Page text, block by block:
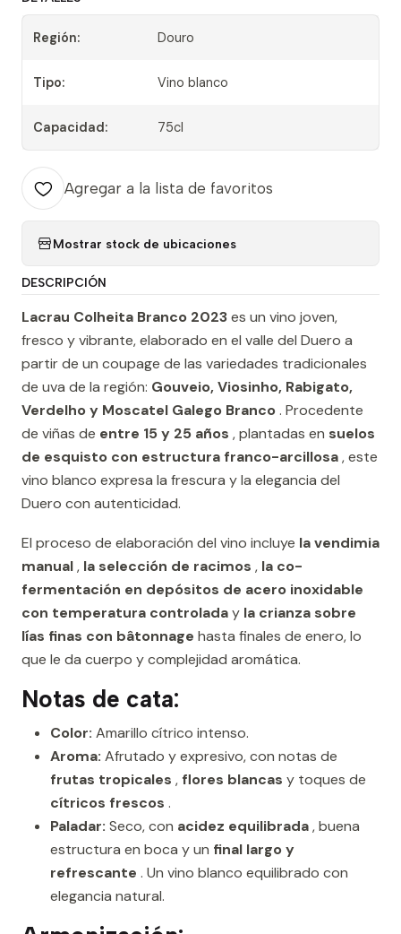
Región: Douro
Tipo: Vino blanco
Capacidad: 75cl
Agregar a la lista de favoritos
Mostrar stock de ubicaciones
DESCRIPCIÓN
Lacrau Colheita Branco 2023es un vino joven,
fresco y vibrante, elaborado en el valle del Duero a
partir de un coupage de las variedades tradicionales
de uva de la región: Gouveio, Viosinho, Rabigato,
Verdelho y Moscatel Galego Branco. Procedente
de viñas de entre 15 y 25 años , plantadas en suelos
de esquisto con estructura franco-arcillosa, este
vino blanco expresa la frescura y la elegancia del
Duero con autenticidad.
El proceso de elaboración del vino incluye la vendimia
manual, la selección de racimos , la co-
fermentación en depósitos de acero inoxidable
con temperatura controladay la crianza sobre
lías finas con bâtonnage hasta finales de enero, lo
que le da cuerpo y complejidad aromática.
Notas de cata:
Color: Amarillo cítrico intenso.
Aroma: Afrutado y expresivo, con notas de
frutas tropicales , flores blancas y toques de
cítricos frescos .
Paladar: Seco, con acidez equilibrada, buena
estructura en boca y un final largo y
refrescante . Un vino blanco equilibrado con
elegancia natural.